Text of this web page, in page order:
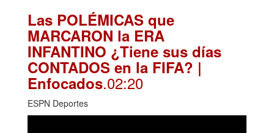
Las POLÉMICAS que
MARCARON la ERA
INFANTINO ¿Tiene sus días
CONTADOS en la FIFA? |
Enfocados.02:20
ESPN Deportes